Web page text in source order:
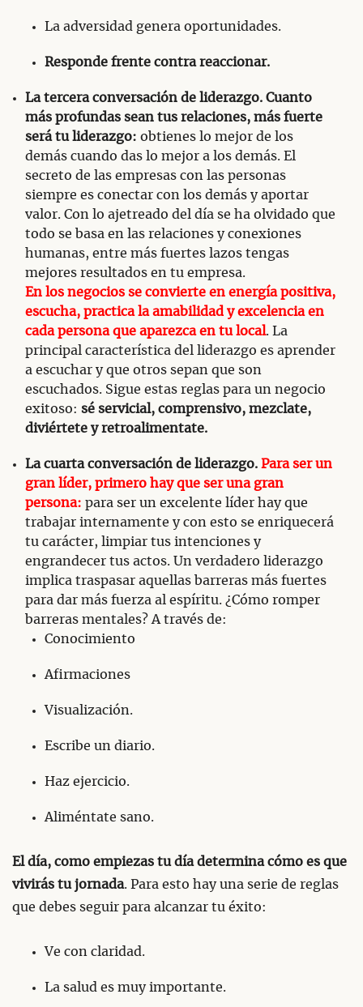
La adversidad genera oportunidades.
Responde frente contra reaccionar.
La tercera conversación de liderazgo. Cuanto
más profundas sean tus relaciones, más fuerte
será tu liderazgo: obtienes lo mejor de los
demás cuando das lo mejor a los demás. El
secreto de las empresas con las personas
siempre es conectar con los demás y aportar
valor. Con lo ajetreado del día se ha olvidado que
todo se basa en las relaciones y conexiones
humanas, entre más fuertes lazos tengas
mejores resultados en tu empresa.
En los negocios se convierte en energía positiva,
escucha, practica la amabilidad y excelencia en
cada persona que aparezca en tu local. La
principal característica del liderazgo es aprender
a escuchar y que otros sepan que son
escuchados. Sigue estas reglas para un negocio
exitoso: sé servicial, comprensivo, mezclate,
diviértete y retroalimentate.
La cuarta conversación de liderazgo. Para ser un
gran líder, primero hay que ser una gran
persona: para ser un excelente líder hay que
trabajar internamente y con esto se enriquecerá
tu carácter, limpiar tus intenciones y
engrandecer tus actos. Un verdadero liderazgo
implica traspasar aquellas barreras más fuertes
para dar más fuerza al espíritu. ¿Cómo romper
barreras mentales? A través de:
Conocimiento
Afirmaciones
Visualización.
Escribe un diario.
Haz ejercicio.
Aliméntate sano.
El día, como empiezas tu día determina cómo es que
vivirás tu jornada. Para esto hay una serie de reglas
que debes seguir para alcanzar tu éxito:
Ve con claridad.
La salud es muy importante.